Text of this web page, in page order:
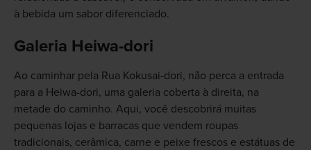
à bebida um sabor diferenciado.
Galeria Heiwa-dori
Ao caminhar pela Rua Kokusai-dori, não perca a entrada
para a Heiwa-dori, uma galeria coberta à direita, na
metade do caminho. Aqui, você descobrirá muitas
pequenas lojas e barracas que vendem roupas
tradicionais, cerâmica, carne e peixe frescos e estátuas de